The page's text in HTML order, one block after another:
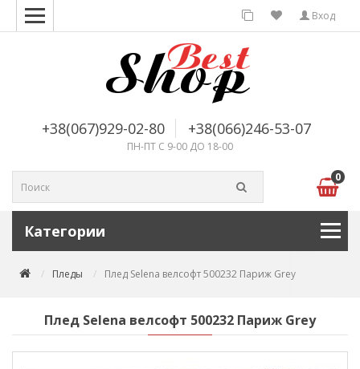
Вход
+38(067)929-02-80 +38(066)246-53-07
ПН-ПТ С 9-00 ДО 18-00
0
Категории
Пледы Плед Selena велсофт 500232 Париж Grey
Плед Selena велсофт 500232 Париж Grey